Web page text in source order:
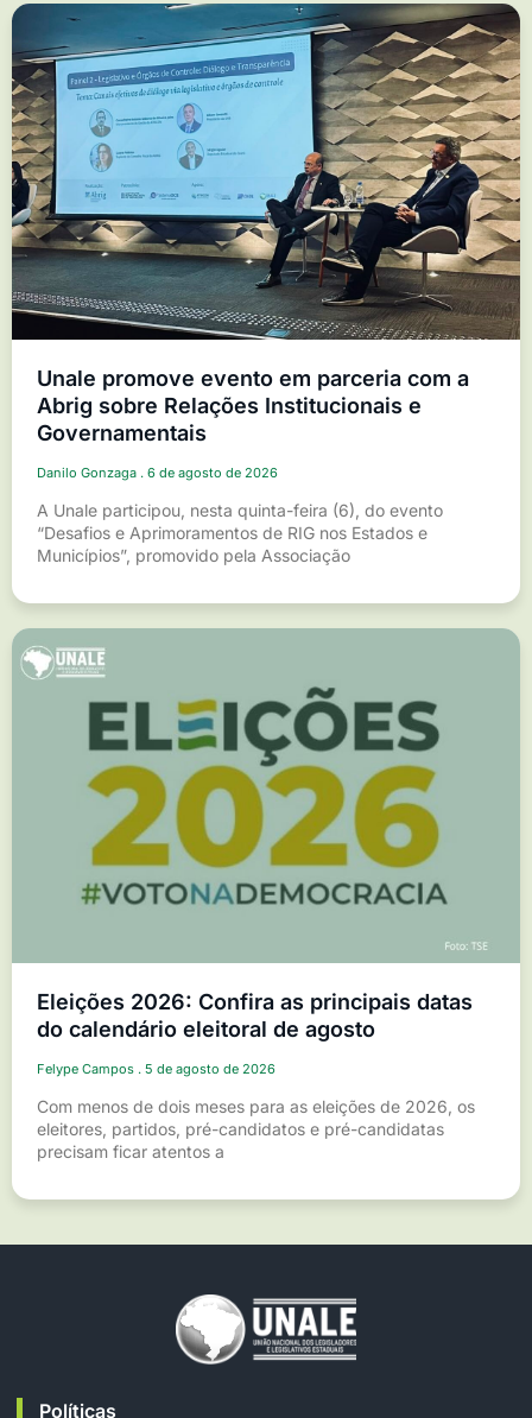
Unale promove evento em parceria com a
Abrig sobre Relações Institucionais e
Governamentais
Danilo Gonzaga 6 de agosto de 2026
A Unale participou, nesta quinta-feira (6), do evento
“Desafios e Aprimoramentos de RIG nos Estados e
Municípios”, promovido pela Associação
Eleições 2026: Confira as principais datas
do calendário eleitoral de agosto
Felype Campos 5 de agosto de 2026
Com menos de dois meses para as eleições de 2026, os
eleitores, partidos, pré-candidatos e pré-candidatas
precisam ficar atentos a
Políticas